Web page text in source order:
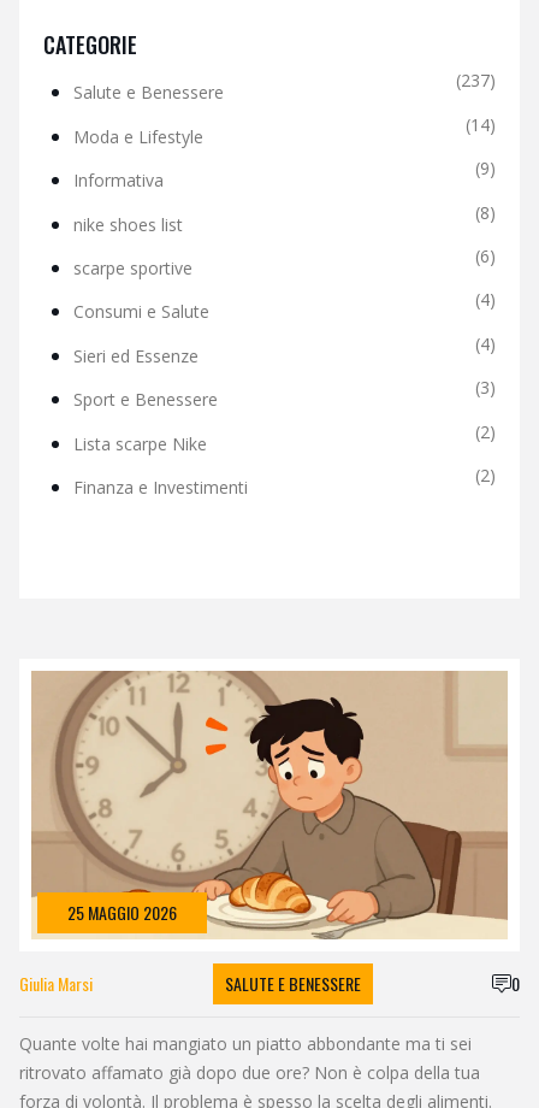
CATEGORIE
Salute e Benessere
(237)
Moda e Lifestyle
(14)
Informativa
(9)
nike shoes list
(8)
scarpe sportive
(6)
Consumi e Salute
(4)
Sieri ed Essenze
(4)
Sport e Benessere
(3)
Lista scarpe Nike
(2)
Finanza e Investimenti
(2)
25 MAGGIO 2026
Giulia Marsi SALUTE E BENESSERE 0
Quante volte hai mangiato un piatto abbondante ma ti sei
ritrovato affamato già dopo due ore? Non è colpa della tua
forza di volontà. Il problema è spesso la scelta degli alimenti.